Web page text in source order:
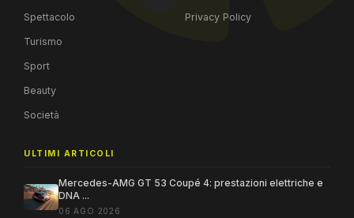
Spettacolo
Turismo
Sport
Beauty
Società
Privacy Policy
ULTIMI ARTICOLI
Mercedes-AMG GT 53 Coupé 4: prestazioni elettriche e
DNA ...
06 AGO 2026